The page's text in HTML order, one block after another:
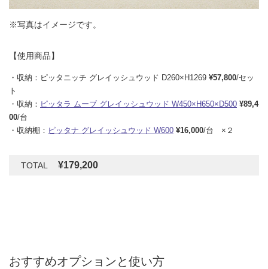
※写真はイメージです。
【使用商品】
・収納：ピッタニッチ グレイッシュウッド D260×H1269 ¥57,800/セッ
ト
・収納： ピッタラ ムーブ グレイッシュウッド W450×H650×D500 ¥89,4
00/台
・収納棚： ピッタナ グレイッシュウッド W600 ¥16,000/台 ×２
TOTAL ¥179,200
おすすめオプションと使い方